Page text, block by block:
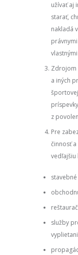
užívať aj
starať,
nakladá
Zdrojom
a iných
z
Pre
činnosť a
vedľajšiu
služby